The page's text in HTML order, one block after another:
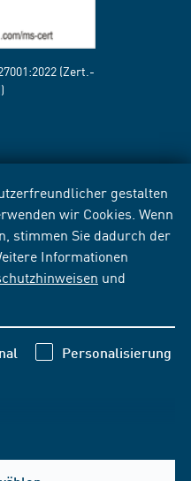
gestalten
wir Cookies. Wenn
stimmen Sie dadurch der
Informationen
und
Personalisierung
(Zert.-